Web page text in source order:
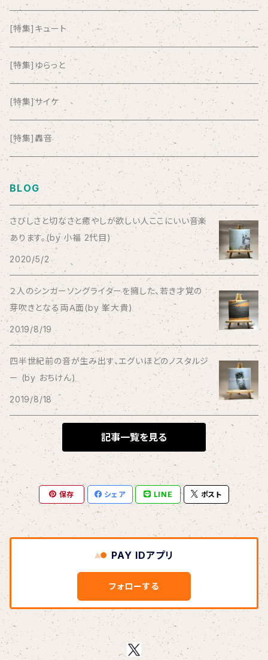
Amsterdamned
ANYO
And Summer Club
anticlockwise
Aysula
Bad Operation
Bagus!
BBBBBBB
The BEG
The Beths
THE BLACK SHANSONS
BLONDnewHALF
Blondy
BOAR HUNTER
bud&harbor
Bulbs Of Passion
B玉
Calme Adiction
[特集]キュート
[特集]ゆらっと
[特集]サイケ
[特集]轟音
BLOG
さびしさと切なさと癒やしが欲しい人ここにいい音楽
あります。(by 小福 2代目)
2020/5/2
２人のシンガーソングライターを擁した、若き才覚の
芽吹きとなる両Ａ面(by 峯大貴)
2019/8/19
四半世紀前の音が生み出す、エグいほどのノスタルジ
ー (by おちけん)
2019/8/18
記事一覧を見る
保存 シェア LINE ポスト
PAY IDアプリ
フォローする